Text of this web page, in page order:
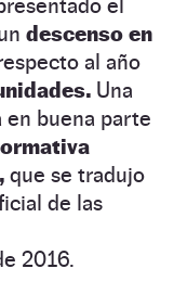
el
descenso en
al año
Una
en buena parte
que se tradujo
de las
2016.